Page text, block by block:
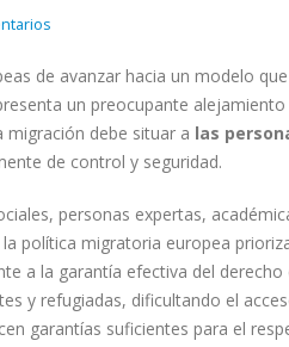
de avanzar hacia un modelo
un preocupante
migración debe situar a las
de control y seguridad.
personas expertas,
política migratoria europea
a la garantía efectiva del
y refugiadas, dificultando el
garantías suficientes para el